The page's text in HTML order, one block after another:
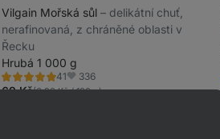
Vilgain Mořská sůl ⁠–⁠ delikátní chuť,
nerafinovaná, z chráněné oblasti v
Řecku
Hrubá 1 000 g
41
Hodnocení
5.0/5,
Oblíbené
336
69 Kč(6,90 Kč / 100 g)